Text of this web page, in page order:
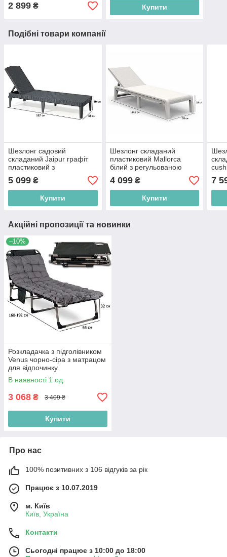
2 899 ₴ Купити
Подібні товари компанії
Шезлонг садовий
складаний Jaipur графіт
пластиковий з
5 099 ₴
Купити
Шезлонг складаний
пластиковий Mallorca
білий з регульованою
4 099₴
Купити
7
Акційні пропозиції та новинки
–10%
Розкладачка з підголівником
Venus чорно-сіра з матрацом
для відпочинку
В наявності 1 од.
3 068 ₴ 3 409 ₴
Купити
Про нас
100% позитивних з 106 відгуків за рік
Працює з 10.07.2019
м. Київ
Київ, Україна
Контакти
Сьогодні працює з 10:00 до 18:00